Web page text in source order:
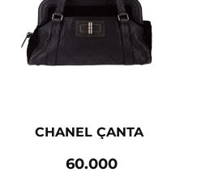
CHANEL ÇANTA
60.000